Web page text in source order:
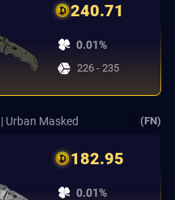
240.71
0.01%
226 - 235
| Urban Masked (FN)
182.95
0.01%